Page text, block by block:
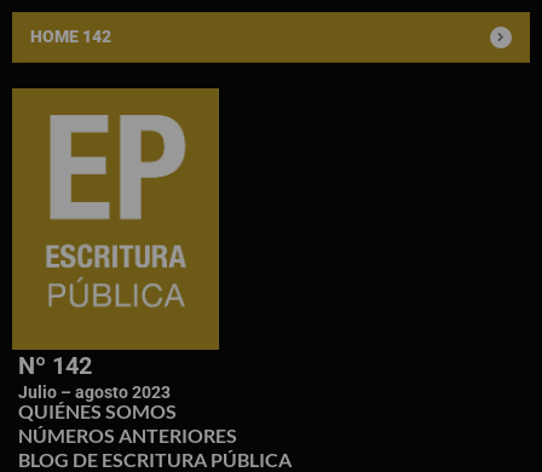
HOME 142
Nº 142
Julio – agosto 2023
QUIÉNES SOMOS
NÚMEROS ANTERIORES
BLOG DE ESCRITURA PÚBLICA